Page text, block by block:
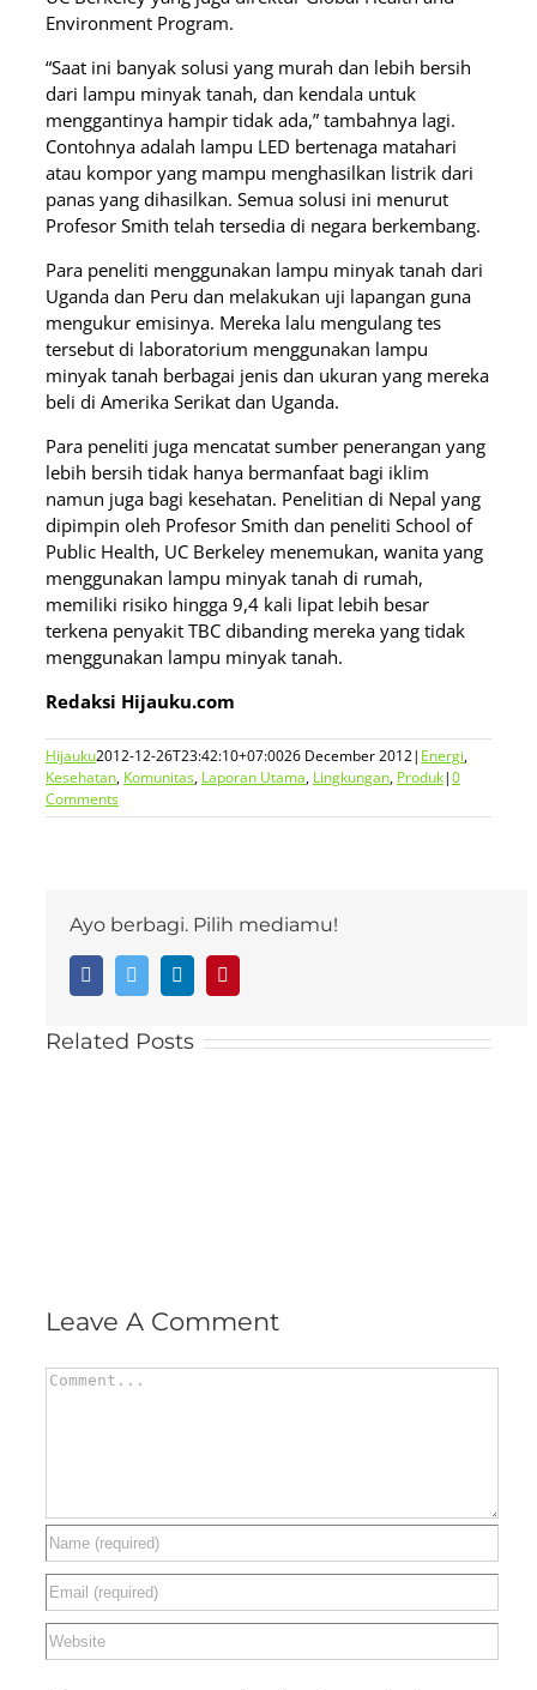
Environment Program.
“Saat ini banyak solusi yang murah dan lebih bersih
dari lampu minyak tanah, dan kendala untuk
menggantinya hampir tidak ada,” tambahnya lagi.
Contohnya adalah lampu LED bertenaga matahari
atau kompor yang mampu menghasilkan listrik dari
panas yang dihasilkan. Semua solusi ini menurut
Profesor Smith telah tersedia di negara berkembang.
Para peneliti menggunakan lampu minyak tanah dari
Uganda dan Peru dan melakukan uji lapangan guna
mengukur emisinya. Mereka lalu mengulang tes
tersebut di laboratorium menggunakan lampu
minyak tanah berbagai jenis dan ukuran yang mereka
beli di Amerika Serikat dan Uganda.
Para peneliti juga mencatat sumber penerangan yang
lebih bersih tidak hanya bermanfaat bagi iklim
namun juga bagi kesehatan. Penelitian di Nepal yang
dipimpin oleh Profesor Smith dan peneliti School of
Public Health, UC Berkeley menemukan, wanita yang
menggunakan lampu minyak tanah di rumah,
memiliki risiko hingga 9,4 kali lipat lebih besar
terkena penyakit TBC dibanding mereka yang tidak
menggunakan lampu minyak tanah.
Redaksi Hijauku.com
Hijauku2012-12-26T23:42:10+07:0026 December 2012| Energi,
Kesehatan, Komunitas, Laporan Utama, Lingkungan, Produk|0
Comments
Ayo berbagi. Pilih mediamu!
FacebookTwitter LinkedIn
Related Posts
Leave A Comment
Comment